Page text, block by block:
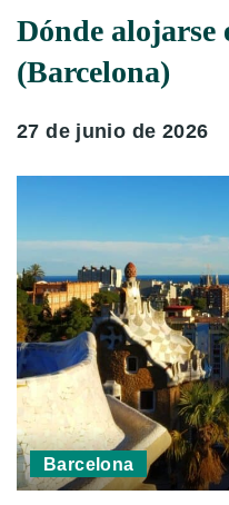
Dónde alojarse
(Barcelona)
27 de junio de 2026
Barcelona